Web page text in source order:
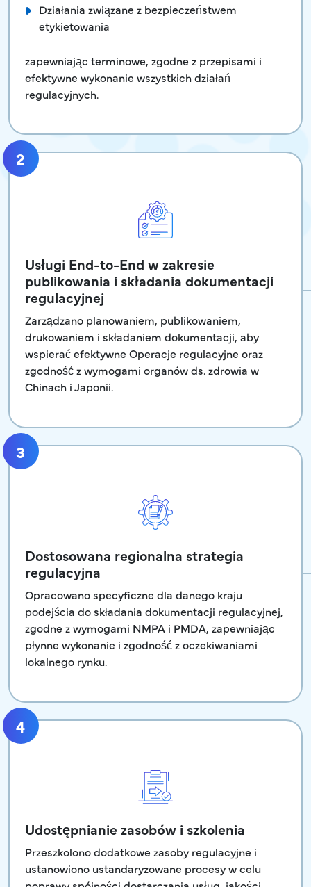
Działania związane z bezpieczeństwem
etykietowania
zapewniając terminowe, zgodne z przepisami i
efektywne wykonanie wszystkich działań
regulacyjnych.
2
Usługi End-to-End w zakresie
publikowania i składania dokumentacji
regulacyjnej
Zarządzano planowaniem, publikowaniem,
drukowaniem i składaniem dokumentacji, aby
wspierać efektywne Operacje regulacyjne oraz
zgodność z wymogami organów ds. zdrowia w
Chinach i Japonii.
3
Dostosowana regionalna strategia
regulacyjna
Opracowano specyficzne dla danego kraju
podejścia do składania dokumentacji regulacyjnej,
zgodne z wymogami NMPA i PMDA, zapewniając
płynne wykonanie i zgodność z oczekiwaniami
lokalnego rynku.
4
Udostępnianie zasobów i szkolenia
Przeszkolono dodatkowe zasoby regulacyjne i
ustanowiono ustandaryzowane procesy w celu